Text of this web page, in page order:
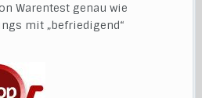
Warentest genau wie
mit „befriedigend“